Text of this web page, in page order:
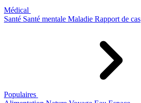
Médical
Santé Santé mentale Maladie Rapport de cas
Populaires